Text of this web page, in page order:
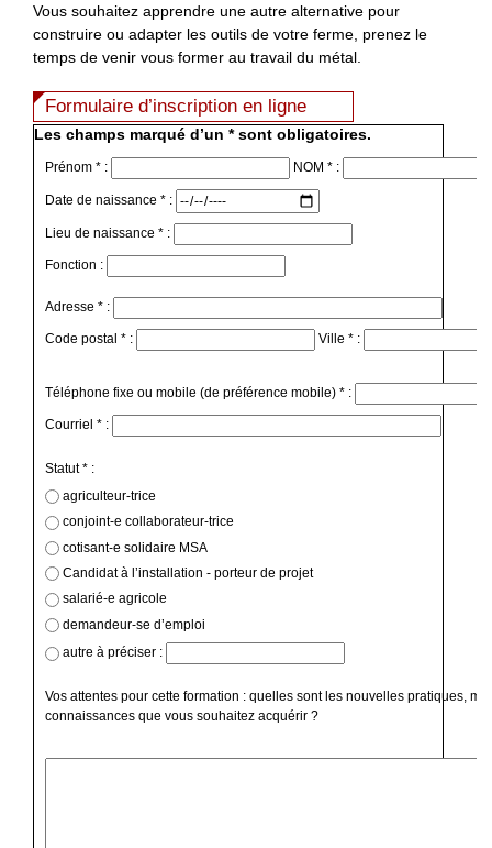
Vous souhaitez apprendre une autre alternative pour
construire ou adapter les outils de votre ferme, prenez le
temps de venir vous former au travail du métal.
Formulaire d’inscription en ligne
Les champs marqué d’un * sont obligatoires.
Prénom * : NOM * :
Date de naissance * :
Lieu de naissance * :
Fonction :
Adresse * :
Code postal * : Ville * :
Téléphone fixe ou mobile (de préférence mobile) * :
Courriel * :
Statut * :
agriculteur-trice
conjoint-e collaborateur-trice
cotisant-e solidaire MSA
Candidat à l’installation - porteur de projet
salarié-e agricole
demandeur-se d’emploi
autre à préciser :
Vos attentes pour cette formation : quelles sont les nouvelles pratiques,
connaissances que vous souhaitez acquérir ?